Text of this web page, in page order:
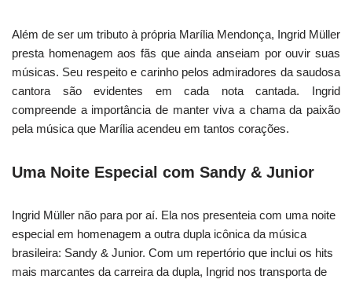
Além de ser um tributo à própria Marília Mendonça, Ingrid Müller
presta homenagem aos fãs que ainda anseiam por ouvir suas
músicas. Seu respeito e carinho pelos admiradores da saudosa
cantora são evidentes em cada nota cantada. Ingrid
compreende a importância de manter viva a chama da paixão
pela música que Marília acendeu em tantos corações.
Uma Noite Especial com Sandy & Junior
Ingrid Müller não para por aí. Ela nos presenteia com uma noite
especial em homenagem a outra dupla icônica da música
brasileira: Sandy & Junior. Com um repertório que inclui os hits
mais marcantes da carreira da dupla, Ingrid nos transporta de